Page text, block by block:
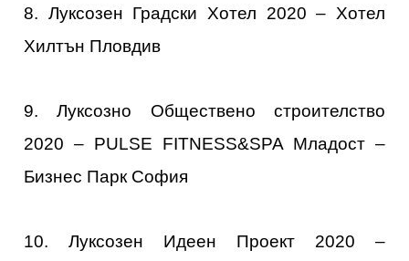
8. Луксозен Градски Хотел 2020 – Хотел
Хилтън Пловдив
9. Луксозно Обществено строителство
2020 – PULSE FITNESS&SPA Младост –
Бизнес Парк София
10. Луксозен Идеен Проект 2020 –